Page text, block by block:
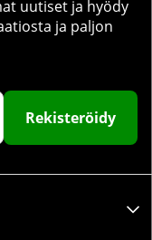
uutiset ja hyödy
ja paljon
Rekisteröidy